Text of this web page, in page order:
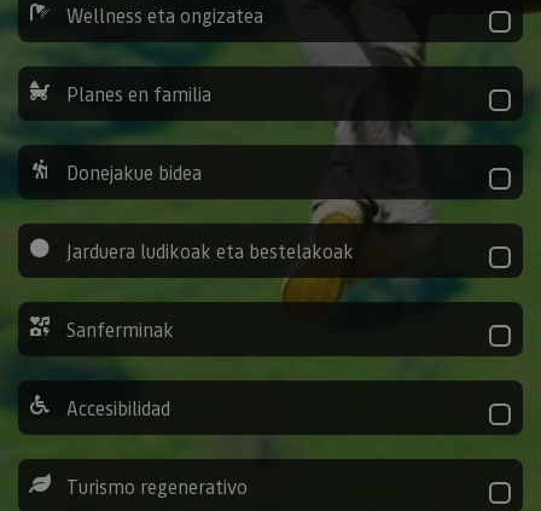
Wellness eta ongizatea
Planes en familia
Donejakue bidea
Jarduera ludikoak eta bestelakoak
Sanferminak
Accesibilidad
Turismo regenerativo